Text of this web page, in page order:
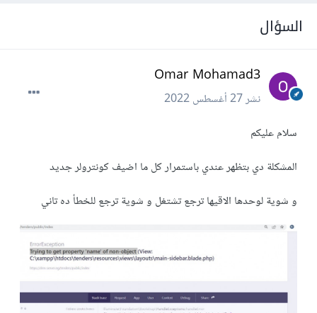
السؤال
Omar Mohamad3
نشر27 أغسطس 2022
سلام عليكم
المشكلة دي بتظهر عندي باستمرار كل ما اضيف كونترولر جديد
و شوية لوحدها الاقيها ترجع تشتغل و شوية ترجع للخطأ ده تاني